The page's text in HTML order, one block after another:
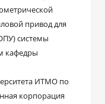
привод для
системы
кафедры
ИТМО по
корпорация